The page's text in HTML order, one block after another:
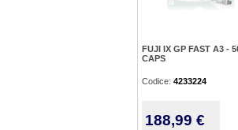
FUJI IX GP FAST A3 -
CAPS
Codice: 4233224
188,99 €